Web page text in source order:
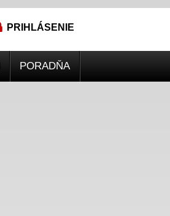
PRIHLÁSENIE
PORADŇA